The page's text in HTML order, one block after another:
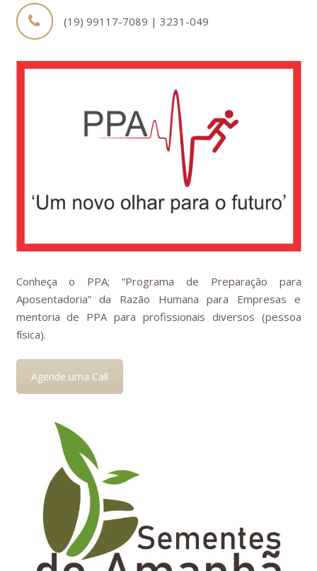
(19) 99117-7089 | 3231-049
Conheça o PPA; “Programa de Preparação para
Aposentadoria” da Razão Humana para Empresas e
mentoria de PPA para profissionais diversos (pessoa
física).
Agende uma Call